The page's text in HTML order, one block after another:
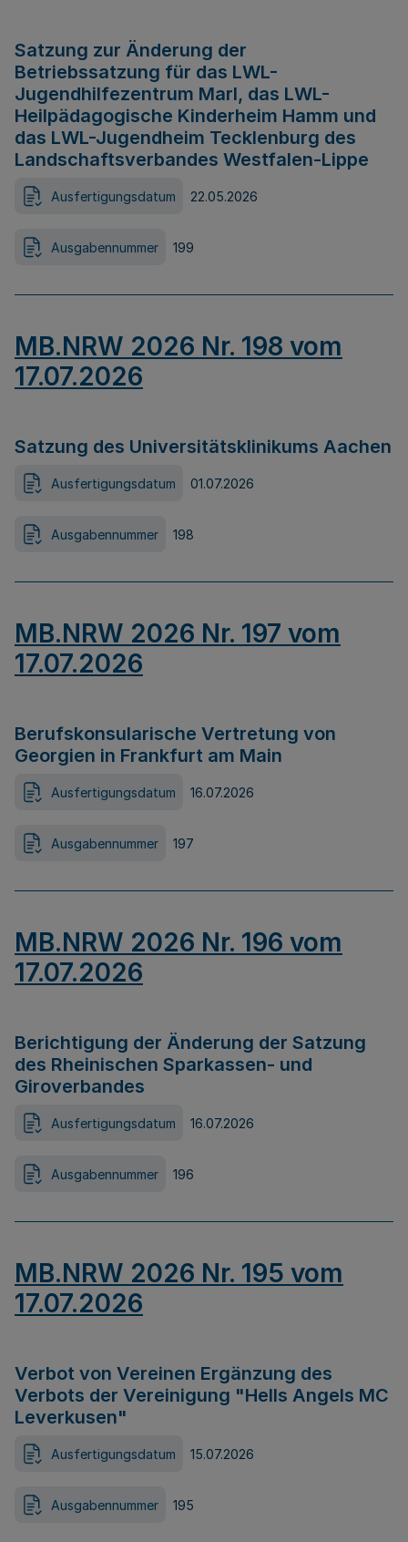
Satzung zur Änderung der
Betriebssatzung für das LWL-
Jugendhilfezentrum Marl, das LWL-
Heilpädagogische Kinderheim Hamm und
das LWL-Jugendheim Tecklenburg des
Landschaftsverbandes Westfalen-Lippe
Ausfertigungsdatum 22.05.2026
Ausgabennummer 199
MB.NRW 2026 Nr. 198 vom
17.07.2026
Satzung des Universitätsklinikums Aachen
Ausfertigungsdatum 01.07.2026
Ausgabennummer 198
MB.NRW 2026 Nr. 197 vom
17.07.2026
Berufskonsularische Vertretung von
Georgien in Frankfurt am Main
Ausfertigungsdatum 16.07.2026
Ausgabennummer 197
MB.NRW 2026 Nr. 196 vom
17.07.2026
Berichtigung der Änderung der Satzung
des Rheinischen Sparkassen- und
Giroverbandes
Ausfertigungsdatum 16.07.2026
Ausgabennummer 196
MB.NRW 2026 Nr. 195 vom
17.07.2026
Verbot von Vereinen Ergänzung des
Verbots der Vereinigung "Hells Angels MC
Leverkusen"
Ausfertigungsdatum 15.07.2026
Ausgabennummer 195